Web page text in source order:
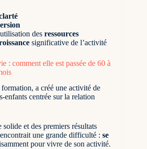
des ressources
significative de l’activité
: comment elle est passée de 60 à
a créé une activité de
enfants centrée sur la relation
et des premiers résultats
une grande difficulté : se
pour vivre de son activité.